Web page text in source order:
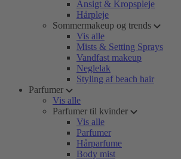
Ansigt & Kropspleje
Hårpleje
Sommermakeup og trends
Vis alle
Mists & Setting Sprays
Vandfast makeup
Neglelak
Styling af beach hair
Parfumer
Vis alle
Parfumer til kvinder
Vis alle
Parfumer
Hårparfume
Body mist